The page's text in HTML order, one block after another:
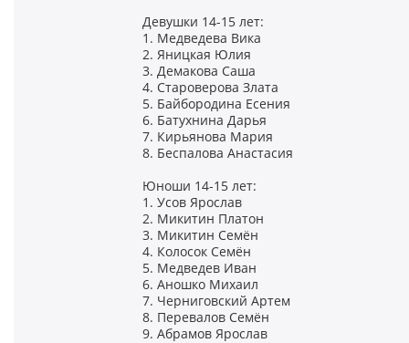
Девушки 14-15 лет:
1. Медведева Вика
2. Яницкая Юлия
3. Демакова Саша
4. Староверова Злата
5. Байбородина Есения
6. Батухнина Дарья
7. Кирьянова Мария
8. Беспалова Анастасия
Юноши 14-15 лет:
1. Усов Ярослав
2. Микитин Платон
3. Микитин Семён
4. Колосок Семён
5. Медведев Иван
6. Аношко Михаил
7. Черниговский Артем
8. Перевалов Семён
9. Абрамов Ярослав